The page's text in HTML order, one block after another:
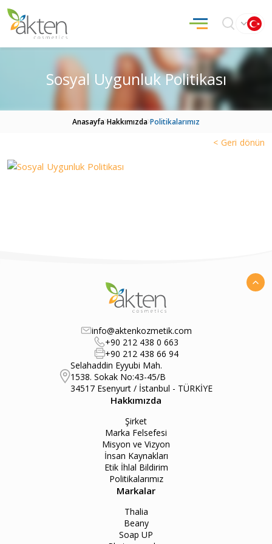
Sosyal Uygunluk Politikası
Anasayfa Hakkımızda Politikalarımız
< Geri dönün
info@aktenkozmetik.com
+90 212 438 0 663
+90 212 438 66 94
Selahaddin Eyyubi Mah.
1538. Sokak No:43-45/B
34517 Esenyurt / İstanbul - TÜRKİYE
Hakkımızda
Şirket
Marka Felsefesi
Misyon ve Vizyon
İnsan Kaynakları
Etik İhlal Bildirim
Politikalarımız
Markalar
Thalia
Beany
Soap UP